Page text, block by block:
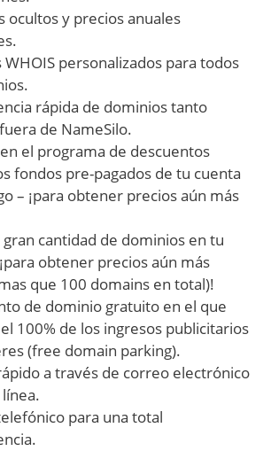
ocultos y precios anuales
WHOIS personalizados para todos
rápida de dominios tanto
de NameSilo.
el programa de descuentos
fondos pre-pagados de tu cuenta
– ¡para obtener precios aún más
gran cantidad de dominios en tu
obtener precios aún más
que 100 domains en total)!
de dominio gratuito en el que
100% de los ingresos publicitarios
(free domain parking).
a través de correo electrónico
para una total